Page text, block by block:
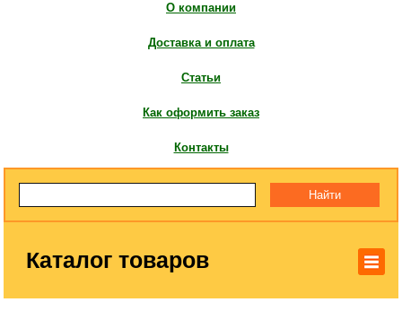
О компании
Доставка и оплата
Статьи
Как оформить заказ
Контакты
Каталог товаров